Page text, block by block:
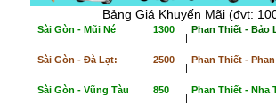
Bảng Giá Khuyến Mãi (đvt:
Sài Gòn - Mũi Né 1300
|
Phan Thiết - Bảo
Sài Gòn - Đà Lạt: 2500
|
Phan Thiết -
Sài Gòn - Vũng Tàu 850
|
Phan Thiết - Nha